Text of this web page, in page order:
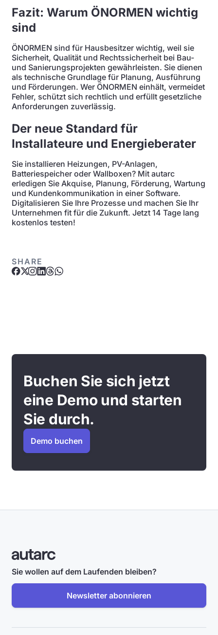
Fazit: Warum ÖNORMEN wichtig
sind
ÖNORMEN sind für Hausbesitzer wichtig, weil sie
Sicherheit, Qualität und Rechtssicherheit bei Bau-
und Sanierungsprojekten gewährleisten. Sie dienen
als technische Grundlage für Planung, Ausführung
und Förderungen. Wer ÖNORMEN einhält, vermeidet
Fehler, schützt sich rechtlich und erfüllt gesetzliche
Anforderungen zuverlässig.
Der neue Standard für
Installateure und Energieberater
Sie installieren Heizungen, PV-Anlagen,
Batteriespeicher oder Wallboxen? Mit autarc
erledigen Sie Akquise, Planung, Förderung, Wartung
und Kundenkommunikation in einer Software.
Digitalisieren Sie Ihre Prozesse und machen Sie Ihr
Unternehmen fit für die Zukunft. Jetzt 14 Tage lang
kostenlos testen!
SHARE
Buchen Sie sich jetzt
eine Demo und starten
Sie durch.
Demo buchen
Sie wollen auf dem Laufenden bleiben?
Newsletter abonnieren